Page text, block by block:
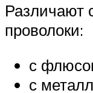
Различают
проволоки:
с
с